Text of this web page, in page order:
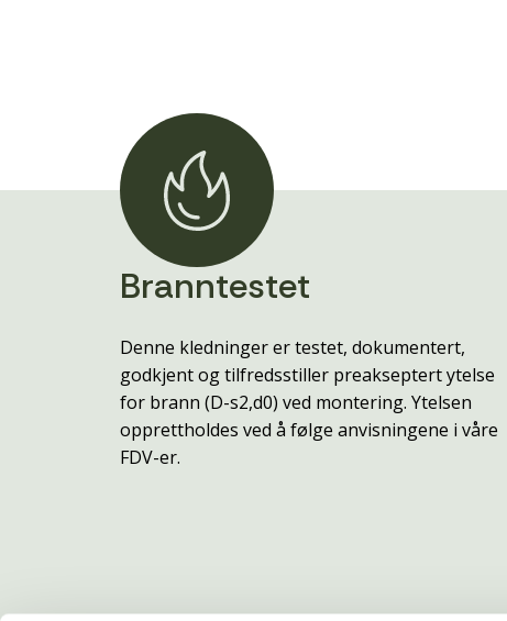
Branntestet
Denne kledninger er testet, dokumentert,
godkjent og tilfredsstiller preakseptert ytelse
for brann (D-s2,d0) ved montering. Ytelsen
opprettholdes ved å følge anvisningene i våre
FDV-er.